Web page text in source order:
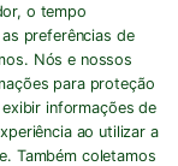
o tempo
preferências de
Nós e nossos
para proteção
informações de
ao utilizar a
Também coletamos